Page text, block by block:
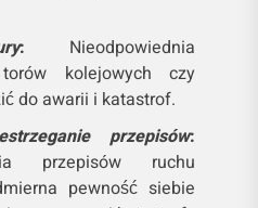
: Nieodpowiednia
kolejowych czy
do awarii i katastrof.
przepisów:
przepisów ruchu
pewność siebie